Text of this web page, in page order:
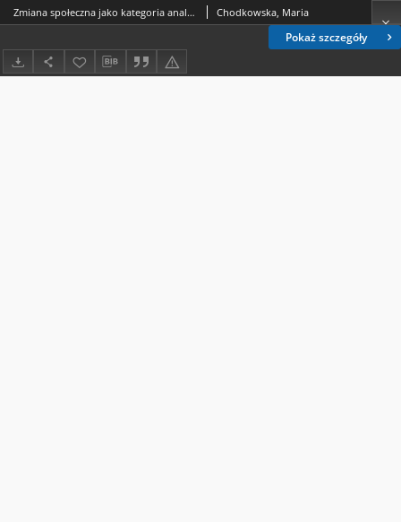
Pokaż szczegóły
Zmiana społeczna jako kategoria analizy postaw wobec problemów niepełnosprawności Annales Universitatis Mariae Curie-Skłodowska. Sectio J, Paedagogia-Psychologia. Vol. 28 (2015), 1 Chodkowska, Maria